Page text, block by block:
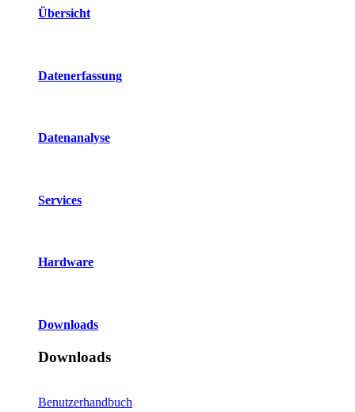
Übersicht
Datenerfassung
Datenanalyse
Services
Hardware
Downloads
Downloads
Benutzerhandbuch